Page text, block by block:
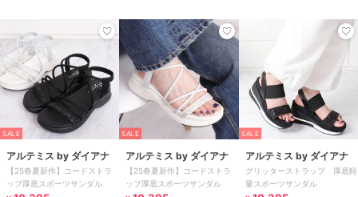
SALE
アルテミス by ダイアナ
【25春夏新作】コードストラ
ップ厚底スポーツサンダル
SALE
アルテミス by ダイアナ
【25春夏新作】コードストラ
ップ厚底スポーツサンダル
SALE
アルテミス by ダイアナ
グリッターストラップ 厚底軽
量スポーツサンダル